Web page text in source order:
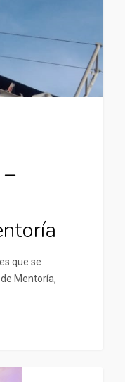
que se
Mentoría,